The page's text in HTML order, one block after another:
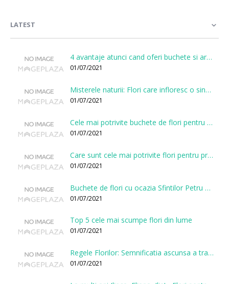
LATEST
4 avantaje atunci cand oferi buchete si aranjamente printr-o florarie online
01/07/2021
Misterele naturii: Flori care infloresc o singura data la cateva sute de ani
01/07/2021
Cele mai potrivite buchete de flori pentru onomastici
01/07/2021
Care sunt cele mai potrivite flori pentru prima intalnire?
01/07/2021
Buchete de flori cu ocazia Sfintilor Petru si Pavel
01/07/2021
Top 5 cele mai scumpe flori din lume
01/07/2021
Regele Florilor: Semnificatia ascunsa a trandafirului
01/07/2021